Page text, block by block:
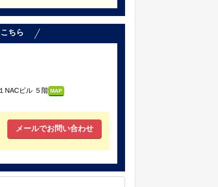
ちら
NACビル ５階 MAP
メールでお問い合わせ